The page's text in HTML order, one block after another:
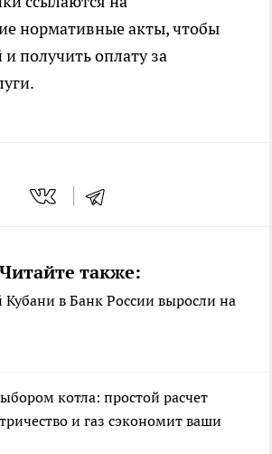
нормативные акты, чтобы
и получить оплату за
Читайте также:
в Банк России выросли на
котла: простой расчет
и газ сэкономит ваши